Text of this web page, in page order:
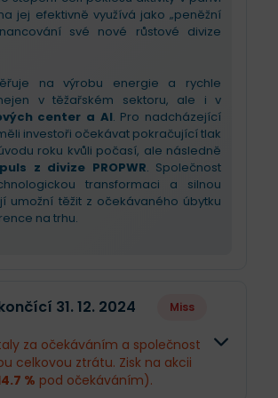
jej efektivně využívá jako „peněžní
své nové růstové divize
na výrobu energie a rychle
v těžařském sektoru, ale i v
center a AI. Pro nadcházející
investoři očekávat pokračující tlak
roku kvůli počasí, ale následně
z divize PROPWR. Společnost
transformaci a silnou
umožní těžit z očekávaného úbytku
na trhu.
31. 12. 2024 Miss
za očekáváním a společnost
celkovou ztrátu. Zisk na akcii
% pod očekáváním).